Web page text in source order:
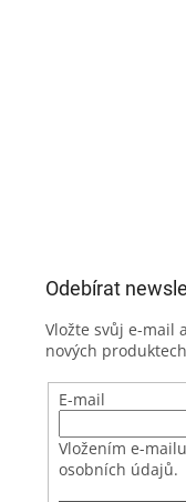
Odebírat
Vložte svůj e-mail
nových
E-mail
Vložením e-
osobních údajů.